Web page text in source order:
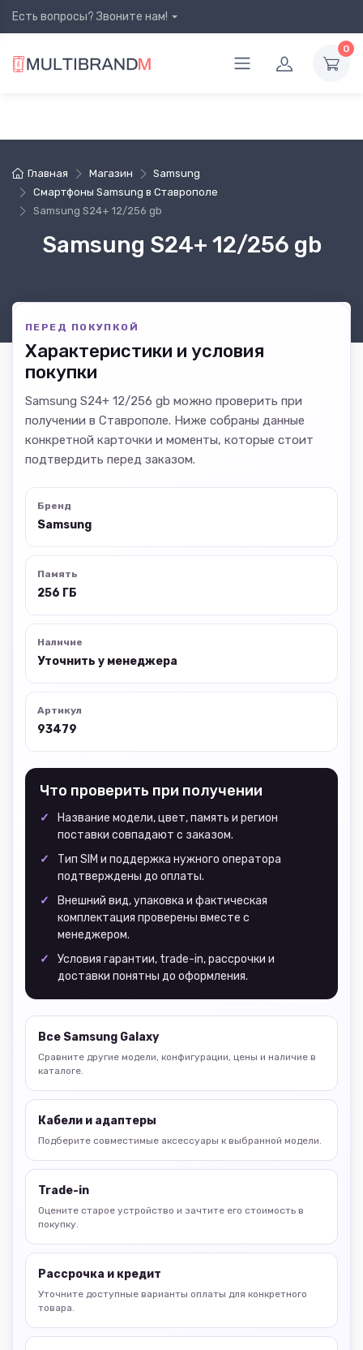
Есть вопросы? Звоните нам!
0
Главная Магазин
Samsung
Смартфоны Samsung в Ставрополе
Samsung S24+ 12/256 gb
Samsung S24+ 12/256 gb
ПЕРЕД ПОКУПКОЙ
Характеристики и условия
покупки
Samsung S24+ 12/256 gb можно проверить при
получении в Ставрополе. Ниже собраны данные
конкретной карточки и моменты, которые стоит
подтвердить перед заказом.
Бренд
Samsung
Память
256 ГБ
Наличие
Уточнить у менеджера
Артикул
93479
Что проверить при получении
Название модели, цвет, память и регион
поставки совпадают с заказом.
Тип SIM и поддержка нужного оператора
подтверждены до оплаты.
Внешний вид, упаковка и фактическая
комплектация проверены вместе с
менеджером.
Условия гарантии, trade-in, рассрочки и
доставки понятны до оформления.
Все Samsung Galaxy
Сравните другие модели, конфигурации, цены и наличие в
каталоге.
Кабели и адаптеры
Подберите совместимые аксессуары к выбранной модели.
Trade-in
Оцените старое устройство и зачтите его стоимость в
покупку.
Рассрочка и кредит
Уточните доступные варианты оплаты для конкретного
товара.